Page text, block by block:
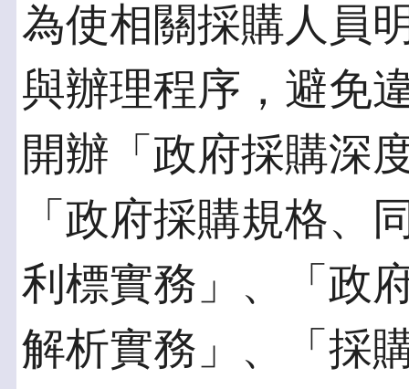
為使相關採購人員
與辦理程序，避免
開辦「政府採購深
「政府採購規格、
利標實務」、「政
解析實務」、「採